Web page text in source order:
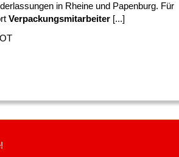
in Rheine und Papenburg. Für
Verpackungsmitarbeiter [...]